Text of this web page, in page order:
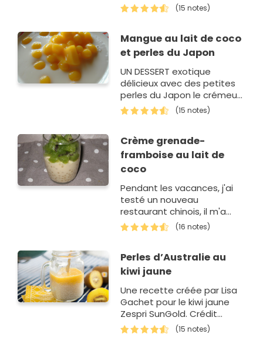
(15 notes)
Mangue au lait de coco
et perles du Japon
UN DESSERT exotique
délicieux avec des petites
perles du Japon le crémeux
du lait de coco et la
douceur de la mangue un
voyager!
(15 notes)
Crème grenade-
framboise au lait de
coco
Pendant les vacances, j'ai
testé un nouveau
restaurant chinois, il m'a
permis de découvrir et de
goûter un dessert à base
de Japon
(16 notes)
Perles d’Australie au
kiwi jaune
Une recette créée par Lisa
Gachet pour le kiwi jaune
Zespri SunGold. Crédit
photo : Lisa Gachet - Make
Me Lemonade
(15 notes)